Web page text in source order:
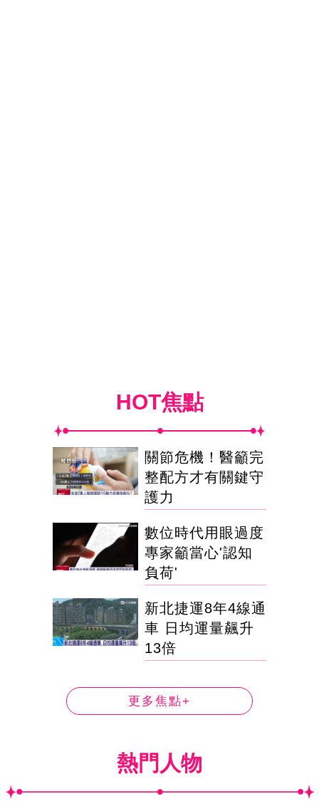
HOT焦點
關節危機！醫籲完
整配方才有關鍵守
護力
數位時代用眼過度
專家籲當心'認知
負荷'
新北捷運8年4線通
車 日均運量飆升
13倍
更多焦點+
熱門人物